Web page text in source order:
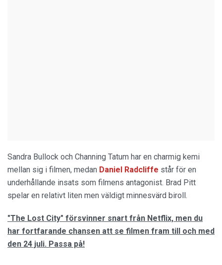
Sandra Bullock och Channing Tatum har en charmig kemi
mellan sig i filmen, medan Daniel Radcliffe står för en
underhållande insats som filmens antagonist. Brad Pitt
spelar en relativt liten men väldigt minnesvärd biroll.
"The Lost City" försvinner snart från Netflix, men du
har fortfarande chansen att se filmen fram till och med
den 24 juli. Passa på!